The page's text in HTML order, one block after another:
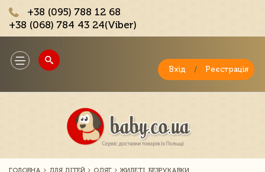
+38 (095) 788 12 68
+38 (068) 784 43 24(Viber)
Toggle
navigation
Вхід / Реєстрація